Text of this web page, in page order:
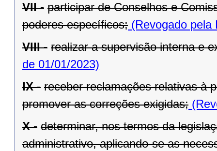
VII - participar de Conselhos e
poderes específicos; (Revogado pela
VIII - realizar a supervisão interna e
de 01/01/2023)
IX - receber reclamações relativas à
promover as correções exigidas;
X - determinar, nos termos da
administrativo, aplicando-se as